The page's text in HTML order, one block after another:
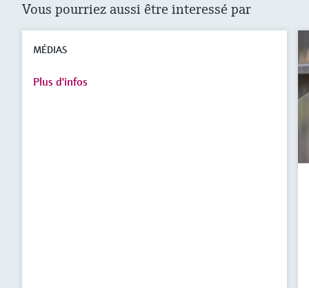
Vous pourriez aussi être interessé par
MÉDIAS
Plus d'infos